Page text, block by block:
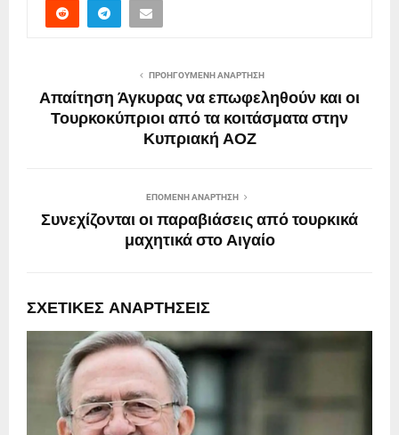
ΠΡΟΗΓΟΎΜΕΝΗ ΑΝΆΡΤΗΣΗ
Απαίτηση Άγκυρας να επωφεληθούν και οι
Τουρκοκύπριοι από τα κοιτάσματα στην
Κυπριακή ΑΟΖ
ΕΠΌΜΕΝΗ ΑΝΆΡΤΗΣΗ
Συνεχίζονται οι παραβιάσεις από τουρκικά
μαχητικά στο Αιγαίο
ΣΧΕΤΙΚΈΣ ΑΝΑΡΤΉΣΕΙΣ